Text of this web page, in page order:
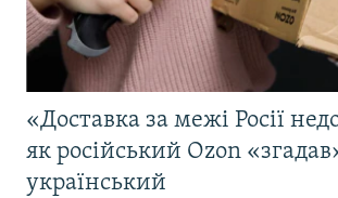
«Доставка за межі Росії
як російський Ozon
український